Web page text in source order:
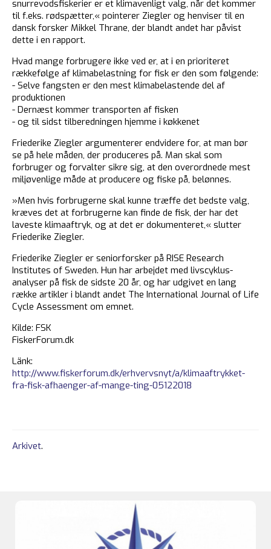
snurrevodsfiskerier er et klimavenligt valg, når det kommer
til f.eks. rødspætter,« pointerer Ziegler og henviser til en
dansk forsker Mikkel Thrane, der blandt andet har påvist
dette i en rapport.
Hvad mange forbrugere ikke ved er, at i en prioriteret
rækkefølge af klimabelastning for fisk er den som følgende:
- Selve fangsten er den mest klimabelastende del af
produktionen
- Dernæst kommer transporten af fisken
- og til sidst tilberedningen hjemme i køkkenet
Friederike Ziegler argumenterer endvidere for, at man bør
se på hele måden, der produceres på. Man skal som
forbruger og forvalter sikre sig, at den overordnede mest
miljøvenlige måde at producere og fiske på, belønnes.
»Men hvis forbrugerne skal kunne træffe det bedste valg,
kræves det at forbrugerne kan finde de fisk, der har det
laveste klimaaftryk, og at det er dokumenteret,« slutter
Friederike Ziegler.
Friederike Ziegler er seniorforsker på RISE Research
Institutes of Sweden. Hun har arbejdet med livscyklus-
analyser på fisk de sidste 20 år, og har udgivet en lang
række artikler i blandt andet The International Journal of Life
Cycle Assessment om emnet.
Kilde: FSK
FiskerForum.dk
Länk:
http://www.fiskerforum.dk/erhvervsnyt/a/klimaaftrykket-
fra-fisk-afhaenger-af-mange-ting-05122018
Arkivet.